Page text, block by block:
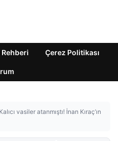
Rehberi Çerez Politikası
Kalıcı vasiler atanmıştı! İnan Kıraç’ın